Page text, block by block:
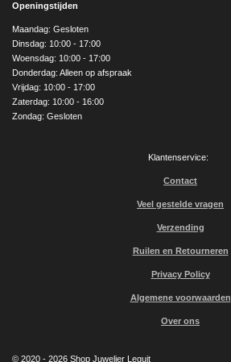
b
o
k
a
g
r
a
m
e
Openingstijden
Maandag: Gesloten
Dinsdag: 10:00 - 17:00
Woensdag: 10:00 - 17:00
Donderdag: Alleen op afspraak
Vrijdag: 10:00 - 17:00
Zaterdag: 10:00 - 16:00
Zondag: Gesloten
Klantenservice:
Contact
Veel gestelde vragen
Verzending
Ruilen en Retourneren
Privacy Policy
Algemene voorwaarden
Over ons
© 2020 - 2026 Shop Juwelier Leguit